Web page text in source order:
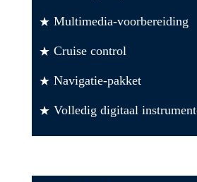
Multimedia-voorbereiding
Cruise control
Navigatie-pakket
Volledig digitaal